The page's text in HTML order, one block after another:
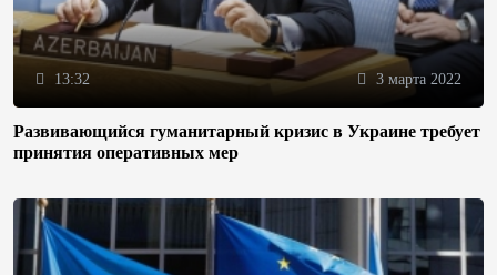
13:32 3 марта 2022
Развивающийся гуманитарный кризис в Украине требует
принятия оперативных мер